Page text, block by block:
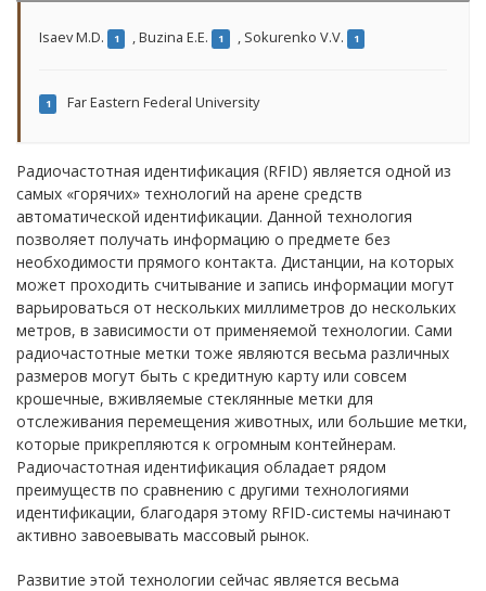
Isaev M.D. 1 ,Buzina E.E. 1 , Sokurenko V.V. 1
1 Far Eastern Federal University
Радиочастотная идентификация (RFID) является одной из
самых «горячих» технологий на арене средств
автоматической идентификации. Данной технология
позволяет получать информацию о предмете без
необходимости прямого контакта. Дистанции, на которых
может проходить считывание и запись информации могут
варьироваться от нескольких миллиметров до нескольких
метров, в зависимости от применяемой технологии. Сами
радиочастотные метки тоже являются весьма различных
размеров могут быть с кредитную карту или совсем
крошечные, вживляемые стеклянные метки для
отслеживания перемещения животных, или большие метки,
которые прикрепляются к огромным контейнерам.
Радиочастотная идентификация обладает рядом
преимуществ по сравнению с другими технологиями
идентификации, благодаря этому RFID-системы начинают
активно завоевывать массовый рынок.
Развитие этой технологии сейчас является весьма